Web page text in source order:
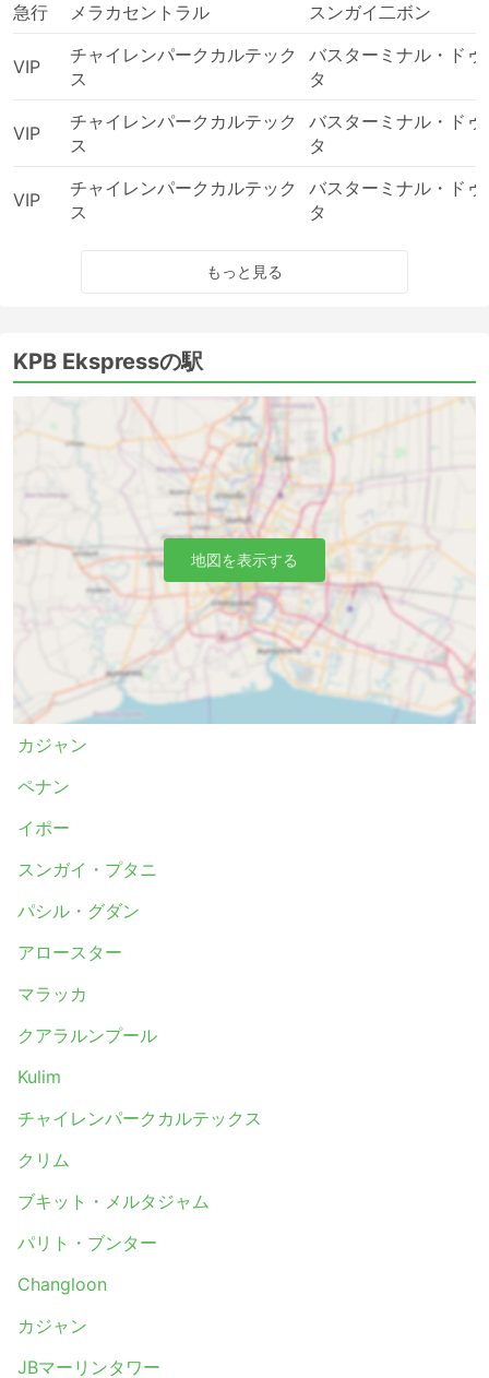
急行 メラカセントラル スンガイ二ボン
VIP
チャイレンパークカルテック
ス
バスターミナル・ドゥ
タ
VIP
チャイレンパークカルテック
ス
バスターミナル・ドゥ
タ
VIP
チャイレンパークカルテック
ス
バスターミナル・ドゥ
タ
もっと見る
KPB Ekspressの駅
カジャン
ペナン
イポー
スンガイ・プタニ
パシル・グダン
アロースター
マラッカ
クアラルンプール
Kulim
チャイレンパークカルテックス
クリム
ブキット・メルタジャム
パリト・ブンター
Changloon
カジャン
JBマーリンタワー
地図を表示する